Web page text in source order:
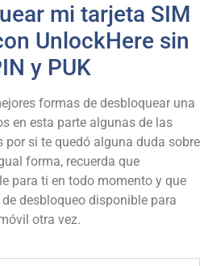
mi tarjeta SIM
UnlockHere sin
y PUK
formas de desbloquear una
en esta parte algunas de las
por si te quedó alguna duda sobre
forma, recuerda que
para ti en todo momento y que
desbloqueo disponible para
otra vez.